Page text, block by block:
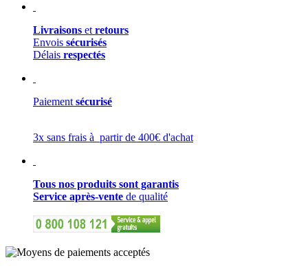
Livraisons et retours
Envois sécurisés
Délais respectés
Paiement sécurisé
3x sans frais à partir de 400€ d'achat
Tous nos produits sont garantis
Service après-vente de qualité